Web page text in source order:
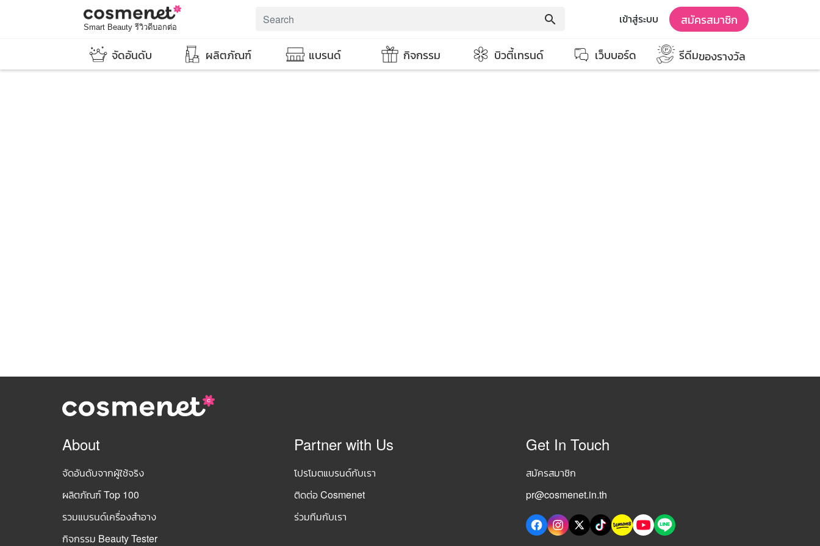
Smart Beauty รีวิวดีบอกต่อ
search เข้าสู่ระบบ สมัครสมาชิก
จัดอันดับ ผลิตภัณฑ์ แบรนด์ กิจกรรม บิวตี้เทรนด์ เว็บบอร์ด รีดีมของรางวัล
About
จัดอันดับจากผู้ใช้จริง
ผลิตภัณฑ์ Top 100
รวมแบรนด์เครื่องสำอาง
กิจกรรม Beauty Tester
Partner with Us
โปรโมตแบรนด์กับเรา
ติดต่อ Cosmenet
ร่วมทีมกับเรา
Get In Touch
สมัครสมาชิก
pr@cosmenet.in.th